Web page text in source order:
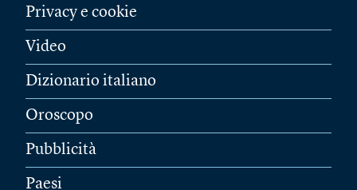
Privacy e cookie
Video
Dizionario italiano
Oroscopo
Pubblicità
Paesi